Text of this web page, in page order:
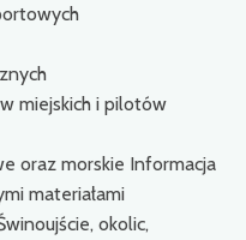
miejskich i pilotów
oraz morskie Informacja
materiałami
okolic,